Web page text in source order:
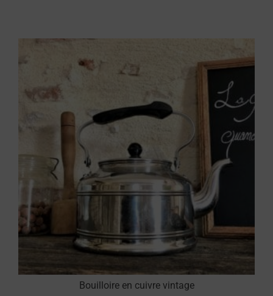
Bouilloire en cuivre vintage